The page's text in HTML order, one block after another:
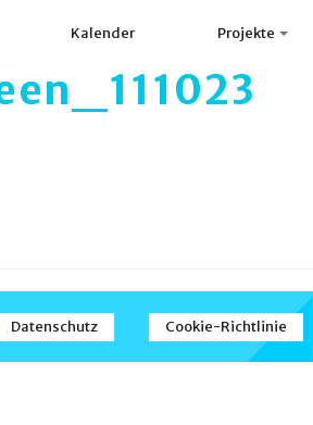
Kalender Projekte
Datenschutz Cookie-Richtlinie